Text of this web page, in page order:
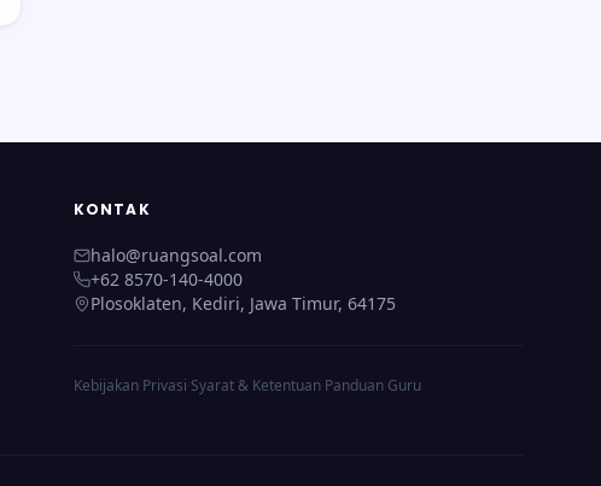
KONTAK
halo@ruangsoal.com
+62 8570-140-4000
Plosoklaten, Kediri, Jawa Timur, 64175
Kebijakan Privasi Syarat & Ketentuan· Panduan Guru